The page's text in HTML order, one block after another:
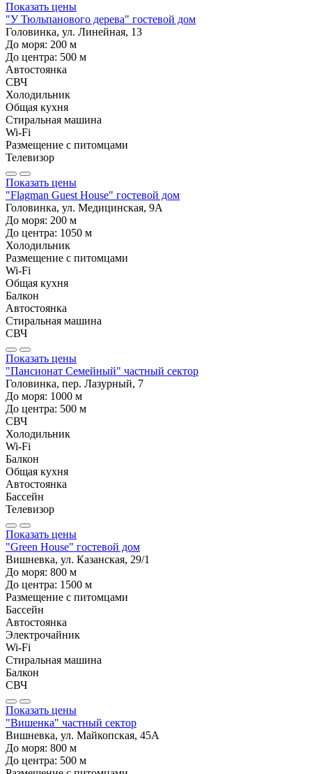
Показать цены
"У Тюльпанового дерева" гостевой дом
Головинка, ул. Линейная, 13
До моря: 200 м
До центра: 500 м
Автостоянка
СВЧ
Холодильник
Общая кухня
Стиральная машина
Wi-Fi
Размещение с питомцами
Телевизор
Показать цены
"Flagman Guest House" гостевой дом
Головинка, ул. Медицинская, 9А
До моря: 200 м
До центра: 1050 м
Холодильник
Размещение с питомцами
Wi-Fi
Общая кухня
Балкон
Автостоянка
Стиральная машина
СВЧ
Показать цены
"Пансионат Семейный" частный сектор
Головинка, пер. Лазурный, 7
До моря: 1000 м
До центра: 500 м
СВЧ
Холодильник
Wi-Fi
Балкон
Общая кухня
Автостоянка
Бассейн
Телевизор
Показать цены
"Green House" гостевой дом
Вишневка, ул. Казанская, 29/1
До моря: 800 м
До центра: 1500 м
Размещение с питомцами
Бассейн
Автостоянка
Электрочайник
Wi-Fi
Стиральная машина
Балкон
СВЧ
Показать цены
"Вишенка" частный сектор
Вишневка, ул. Майкопская, 45А
До моря: 800 м
До центра: 500 м